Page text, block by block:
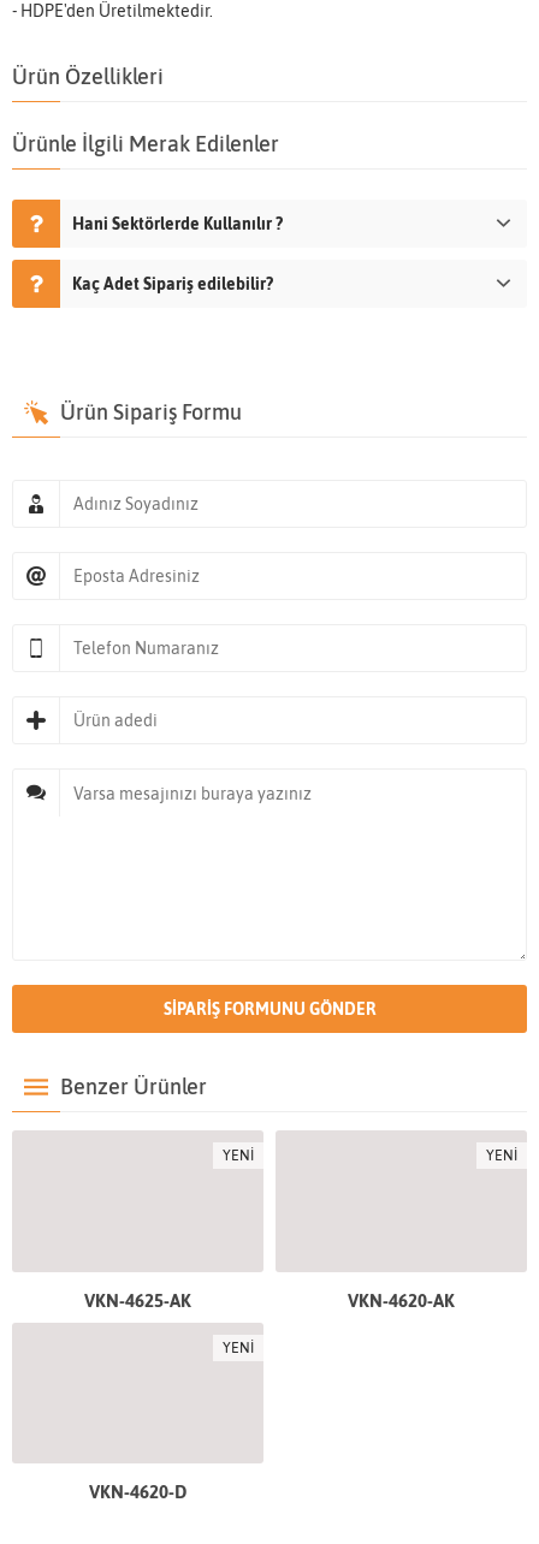
- HDPE'den Üretilmektedir.
Ürün Özellikleri
Ürünle İlgili Merak Edilenler
Hani Sektörlerde Kullanılır ?
Kaç Adet Sipariş edilebilir?
Ürün Sipariş Formu
Benzer Ürünler
YENİ
VKN-4625-AK
YENİ
VKN-4620-AK
YENİ
VKN-4620-D